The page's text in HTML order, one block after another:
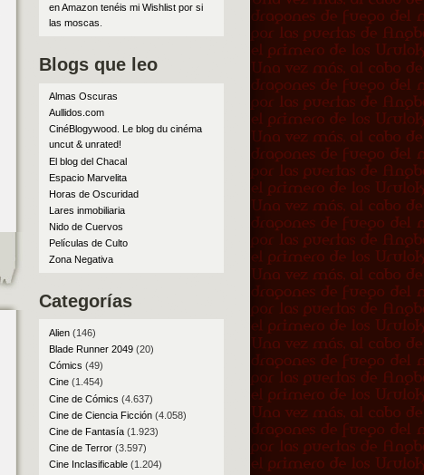
en Amazon tenéis mi Wishlist por si
las moscas
Blogs que leo
Almas Oscuras
Aullidos.com
CinéBlogywood. Le blog du cinéma
uncut & unrated!
El blog del Chacal
Espacio Marvelita
Horas de Oscuridad
Lares inmobiliaria
Nido de Cuervos
Películas de Culto
Zona Negativa
Categorías
Alien(146)
Blade Runner 2049(20)
Cómics (49)
Cine(1.454)
Cine de Cómics (4.637)
Cine de Ciencia Ficción(4.058)
Cine de Fantasía(1.923)
Cine de Terror(3.597)
Cine Inclasificable(1.204)